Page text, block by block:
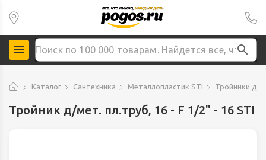
Каталог Сантехника Металлопластик STI Тройники д/
Тройник д/мет. пл.труб, 16 - F 1/2" - 16 STI